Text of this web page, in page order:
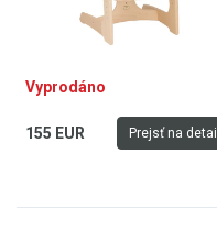
Vyprodáno
155 EUR Prejsť na detail